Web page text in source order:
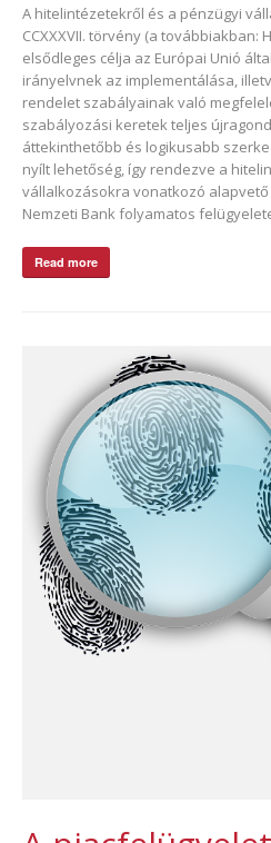
A hitelintézetekről és a pénzügyi
CCXXXVII. törvény (a továbbiakban:
elsődleges célja az Európai Unió
irányelvnek az implementálása,
rendelet szabályainak való
szabályozási keretek teljes
áttekinthetőbb és logikusabb
nyílt lehetőség, így rendezve a
vállalkozásokra vonatkozó
Nemzeti Bank folyamatos
Read more